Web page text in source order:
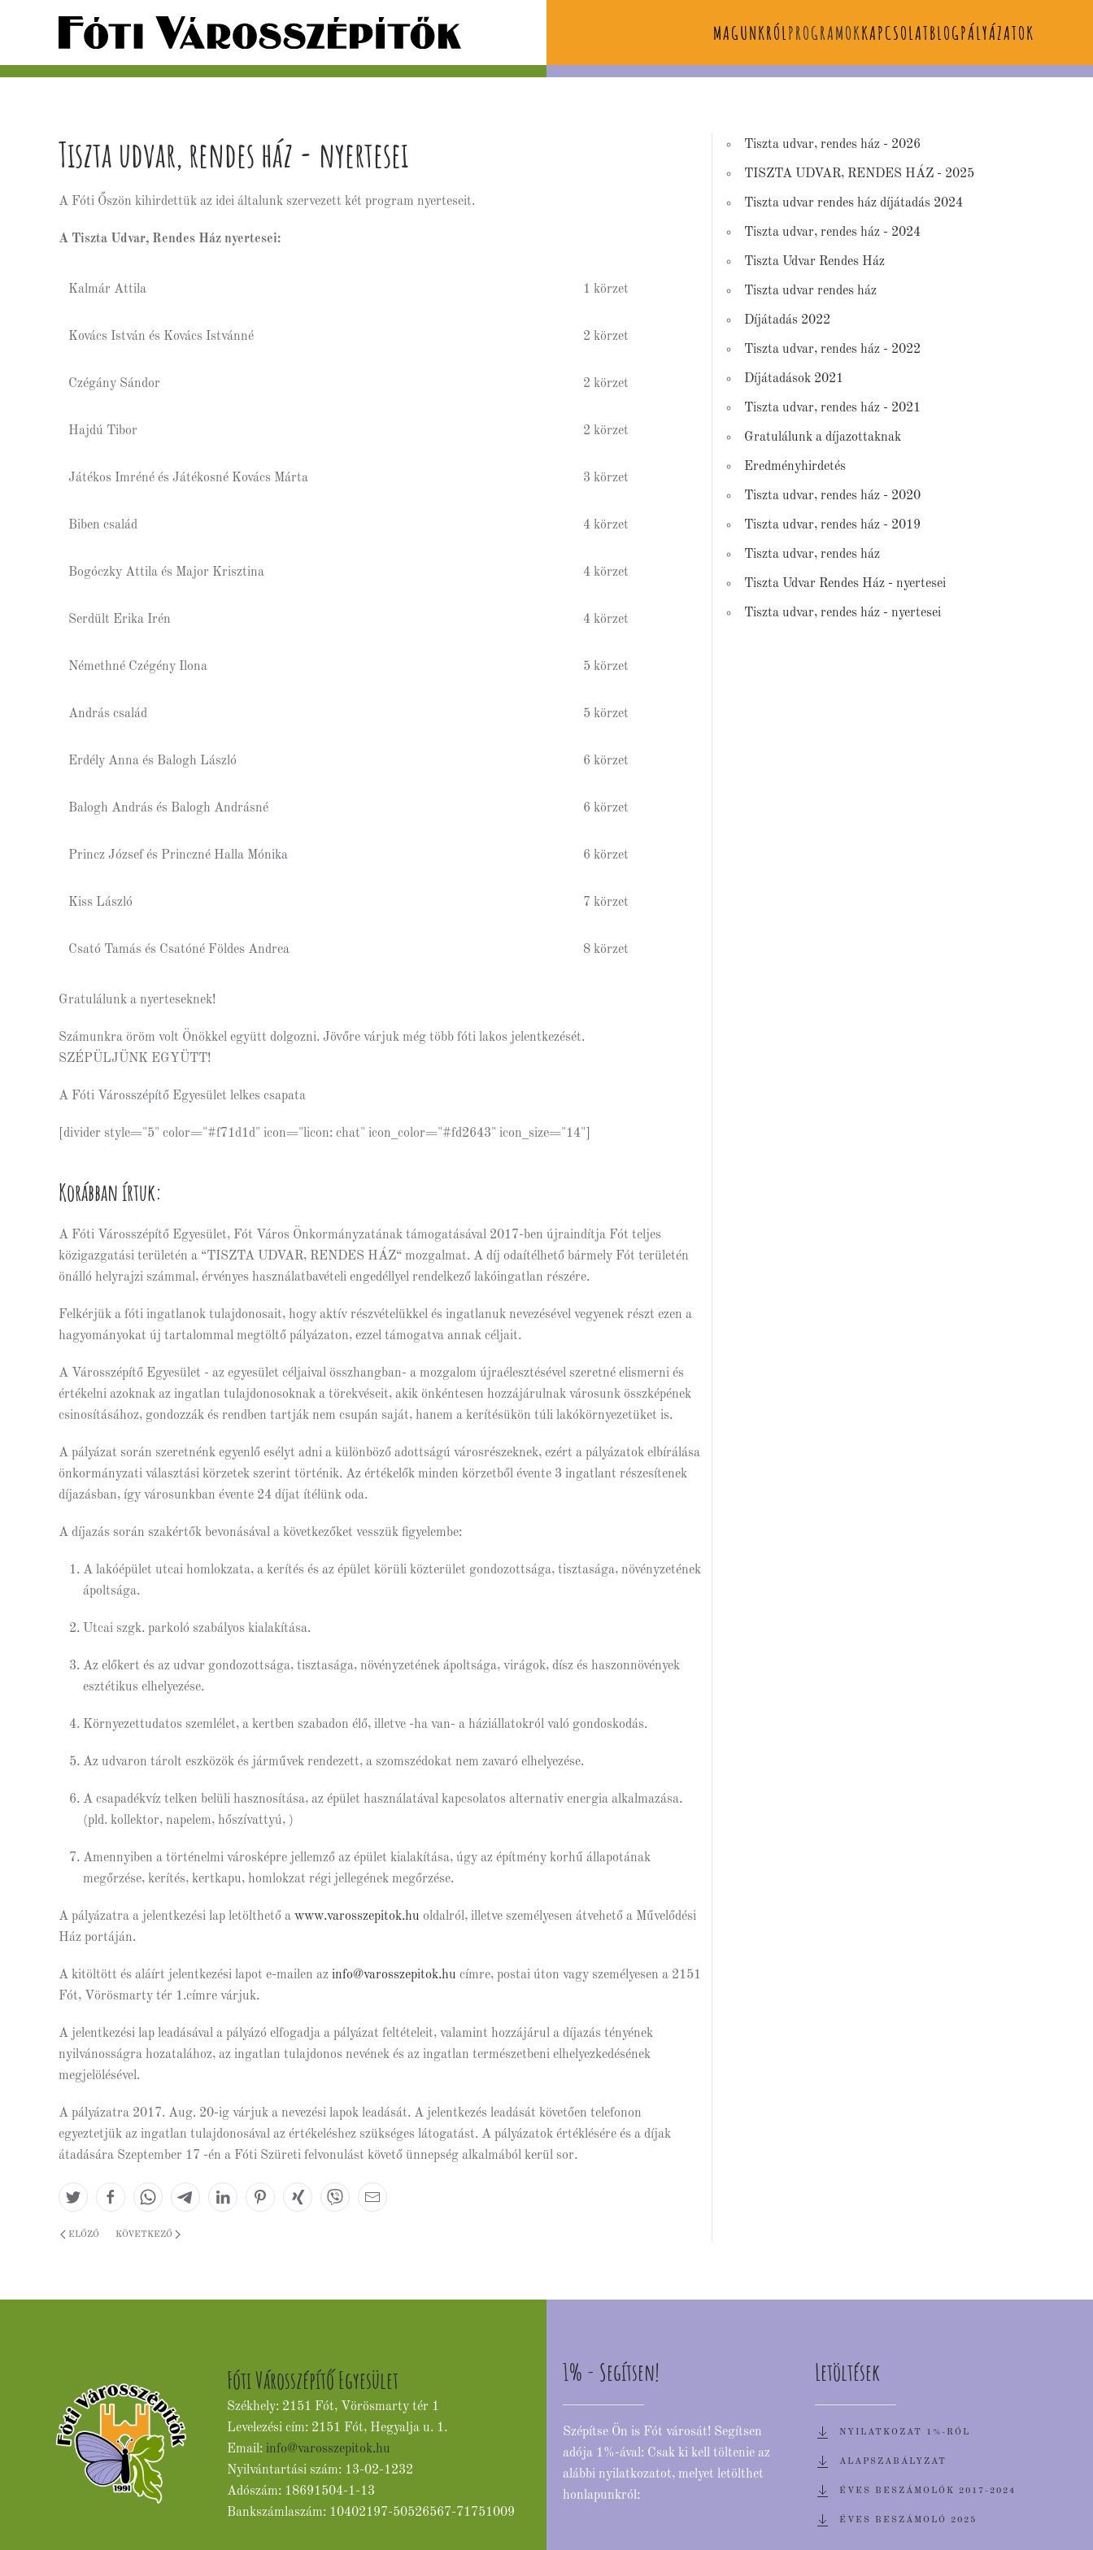
MAGUNKRÓL PROGRAMOKKAPCSOLATBLOGPÁLYÁZATOK
Tiszta udvar, rendes ház - nyertesei
A Fóti Őszön kihirdettük az idei általunk szervezett két program nyerteseit.
A Tiszta Udvar, Rendes Ház nyertesei:
Kalmár Attila 1 körzet
Kovács István és Kovács Istvánné 2 körzet
Czégány Sándor 2 körzet
Hajdú Tibor 2 körzet
Játékos Imréné és Játékosné Kovács Márta 3 körzet
Biben család 4 körzet
Bogóczky Attila és Major Krisztina 4 körzet
Serdült Erika Irén 4 körzet
Némethné Czégény Ilona 5 körzet
András család 5 körzet
Erdély Anna és Balogh László 6 körzet
Balogh András és Balogh Andrásné 6 körzet
Princz József és Princzné Halla Mónika 6 körzet
Kiss László 7 körzet
Csató Tamás és Csatóné Földes Andrea 8 körzet
Gratulálunk a nyerteseknek!
Számunkra öröm volt Önökkel együtt dolgozni. Jövőre várjuk még több fóti lakos jelentkezését.
SZÉPÜLJÜNK EGYÜTT!
A Fóti Városszépítő Egyesület lelkes csapata
[divider style="5" color="#f71d1d" icon="licon: chat" icon_color="#fd2643" icon_size="14"]
Korábban írtuk:
A Fóti Városszépítő Egyesület, Fót Város Önkormányzatának támogatásával 2017-ben újraindítja Fót teljes
közigazgatási területén a “TISZTA UDVAR, RENDES HÁZ“ mozgalmat. A díj odaítélhető bármely Fót területén
önálló helyrajzi számmal, érvényes használatbavételi engedéllyel rendelkező lakóingatlan részére.
Felkérjük a fóti ingatlanok tulajdonosait, hogy aktív részvételükkel és ingatlanuk nevezésével vegyenek részt ezen a
hagyományokat új tartalommal megtöltő pályázaton, ezzel támogatva annak céljait.
A Városszépítő Egyesület - az egyesület céljaival összhangban- a mozgalom újraélesztésével szeretné elismerni és
értékelni azoknak az ingatlan tulajdonosoknak a törekvéseit, akik önkéntesen hozzájárulnak városunk összképének
csinosításához, gondozzák és rendben tartják nem csupán saját, hanem a kerítésükön túli lakókörnyezetüket is.
A pályázat során szeretnénk egyenlő esélyt adni a különböző adottságú városrészeknek, ezért a pályázatok elbírálása
önkormányzati választási körzetek szerint történik. Az értékelők minden körzetből évente 3 ingatlant részesítenek
díjazásban, így városunkban évente 24 díjat ítélünk oda.
A díjazás során szakértők bevonásával a következőket vesszük figyelembe:
A lakóépület utcai homlokzata, a kerítés és az épület körüli közterület gondozottsága, tisztasága, növényzetének
ápoltsága.
Utcai szgk. parkoló szabályos kialakítása.
Az előkert és az udvar gondozottsága, tisztasága, növényzetének ápoltsága, virágok, dísz és haszonnövények
esztétikus elhelyezése.
Környezettudatos szemlélet, a kertben szabadon élő, illetve -ha van- a háziállatokról való gondoskodás.
Az udvaron tárolt eszközök és járművek rendezett, a szomszédokat nem zavaró elhelyezése.
A csapadékvíz telken belüli hasznosítása, az épület használatával kapcsolatos alternativ energia alkalmazása.
(pld. kollektor, napelem, hőszívattyú, )
Amennyiben a történelmi városképre jellemző az épület kialakítása, úgy az építmény korhű állapotának
megőrzése, kerítés, kertkapu, homlokzat régi jellegének megőrzése.
A pályázatra a jelentkezési lap letölthető a www.varosszepitok.hu oldalról, illetve személyesen átvehető a Művelődési
Ház portáján.
A kitöltött és aláírt jelentkezési lapot e-mailen az info@varosszepitok.hu címre, postai úton vagy személyesen a 2151
Fót, Vörösmarty tér 1.címre várjuk.
A jelentkezési lap leadásával a pályázó elfogadja a pályázat feltételeit, valamint hozzájárul a díjazás tényének
nyilvánosságra hozatalához, az ingatlan tulajdonos nevének és az ingatlan természetbeni elhelyezkedésének
megjelölésével.
A pályázatra 2017. Aug. 20-ig várjuk a nevezési lapok leadását. A jelentkezés leadását követően telefonon
egyeztetjük az ingatlan tulajdonosával az értékeléshez szükséges látogatást. A pályázatok értéklésére és a díjak
átadására Szeptember 17 -én a Fóti Szüreti felvonulást követő ünnepség alkalmából kerül sor.
ELŐZŐ KÖVETKEZŐ
Tiszta udvar, rendes ház - 2026
TISZTA UDVAR, RENDES HÁZ - 2025
Tiszta udvar rendes ház díjátadás 2024
Tiszta udvar, rendes ház - 2024
Tiszta Udvar Rendes Ház
Tiszta udvar rendes ház
Díjátadás 2022
Tiszta udvar, rendes ház - 2022
Díjátadások 2021
Tiszta udvar, rendes ház - 2021
Gratulálunk a díjazottaknak
Eredményhirdetés
Tiszta udvar, rendes ház - 2020
Tiszta udvar, rendes ház - 2019
Tiszta udvar, rendes ház
Tiszta Udvar Rendes Ház - nyertesei
Tiszta udvar, rendes ház - nyertesei
Fóti Városszépítő Egyesület
Székhely: 2151 Fót, Vörösmarty tér 1
Levelezési cím: 2151 Fót, Hegyalja u. 1.
Email: info@varosszepitok.hu
Nyilvántartási szám: 13-02-1232
Adószám: 18691504-1-13
Bankszámlaszám: 10402197-50526567-71751009
1% - Segítsen!
Szépítse Ön is Fót városát! Segítsen
adója 1%-ával: Csak ki kell töltenie az
alábbi nyilatkozatot, melyet letölthet
honlapunkról:
Letöltések
NYILATKOZAT 1%-RÓL
ALAPSZABÁLYZAT
ÉVES BESZÁMOLÓK 2017-2024
ÉVES BESZÁMOLÓ 2025